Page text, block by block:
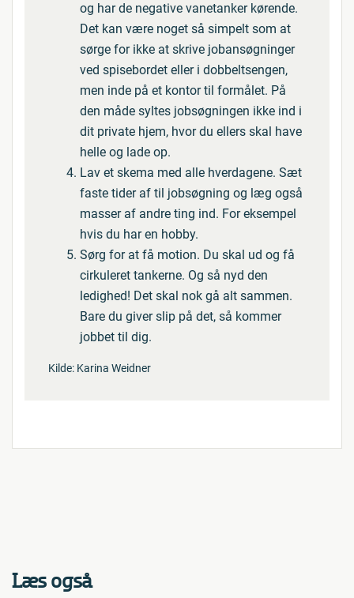
og har de negative vanetanker kørende.
Det kan være noget så simpelt som at
sørge for ikke at skrive jobansøgninger
ved spisebordet eller i dobbeltsengen,
men inde på et kontor til formålet. På
den måde syltes jobsøgningen ikke ind i
dit private hjem, hvor du ellers skal have
helle og lade op.
Lav et skema med alle hverdagene. Sæt
faste tider af til jobsøgning og læg også
masser af andre ting ind. For eksempel
hvis du har en hobby.
Sørg for at få motion. Du skal ud og få
cirkuleret tankerne. Og så nyd den
ledighed! Det skal nok gå alt sammen.
Bare du giver slip på det, så kommer
jobbet til dig.
Kilde: Karina Weidner
Læs også